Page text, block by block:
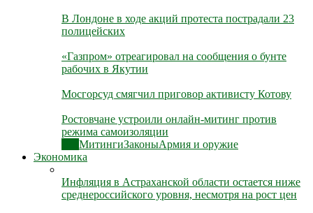
В Лондоне в ходе акций протеста пострадали 23
полицейских
«Газпром» отреагировал на сообщения о бунте
рабочих в Якутии
Мосгорсуд смягчил приговор активисту Котову
Ростовчане устроили онлайн-митинг против
режима самоизоляции
МитингиЗаконыАрмия и оружие
Экономика
Инфляция в Астраханской области остается ниже
среднероссийского уровня, несмотря на рост цен